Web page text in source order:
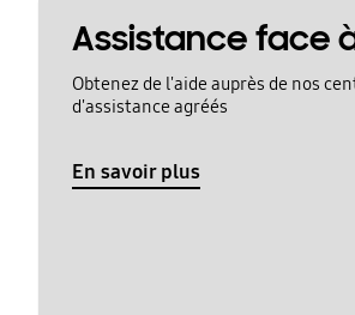
Assistance face
Obtenez de l'aide auprès de nos
d'assistance agréés
En savoir plus